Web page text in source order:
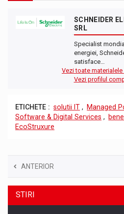
SCHNEIDER
SRL
Specialist
energiei,
satisface…
Vezi toate
Vezi profilul
ETICHETE : solutii IT , Managed
Software & Digital Services ,
EcoStruxure
ANTERIOR
STIRI